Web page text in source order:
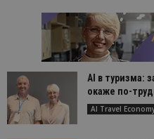
AI в туризма:
окаже по-
AI Travel